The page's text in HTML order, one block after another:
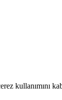
kullanımını